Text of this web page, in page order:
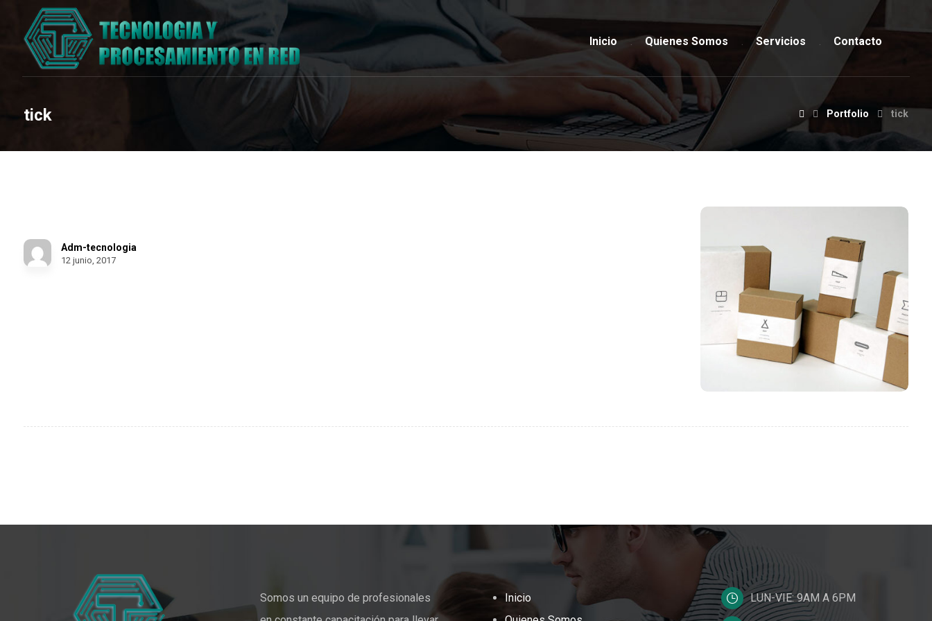
Inicio Quienes Somos Servicios Contacto
tick Portfolio tick
Adm-tecnologia
12 junio, 2017
Somos un equipo de profesionales
Inicio
LUN-VIE: 9AM A 6PM